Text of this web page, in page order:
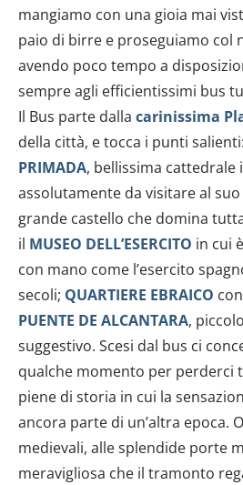
mangiamo con una gioia mai
paio di birre e proseguiamo col
avendo poco tempo a
sempre agli efficientissimi bus
Il Bus parte dalla carinissima
della città, e tocca i punti salienti:
PRIMADA, bellissima cattedrale
assolutamente da visitare al
grande castello che domina
il MUSEO DELL’ESERCITO in cui
con mano come l’esercito
secoli; QUARTIERE EBRAICO
PUENTE DE ALCANTARA,
suggestivo. Scesi dal bus ci
qualche momento per perderci
piene di storia in cui la
ancora parte di un’altra epoca.
medievali, alle splendide porte
meravigliosa che il tramonto